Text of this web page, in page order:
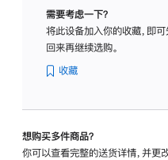
璃
转
需要考虑一下？
将此设备加入你的收藏，即
回来再继续选购。
收藏
想购买多件商品？
你可以查看完整的送货详情，并更